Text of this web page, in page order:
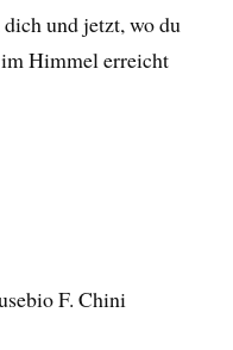
und jetzt, wo du
Himmel erreicht
F. Chini